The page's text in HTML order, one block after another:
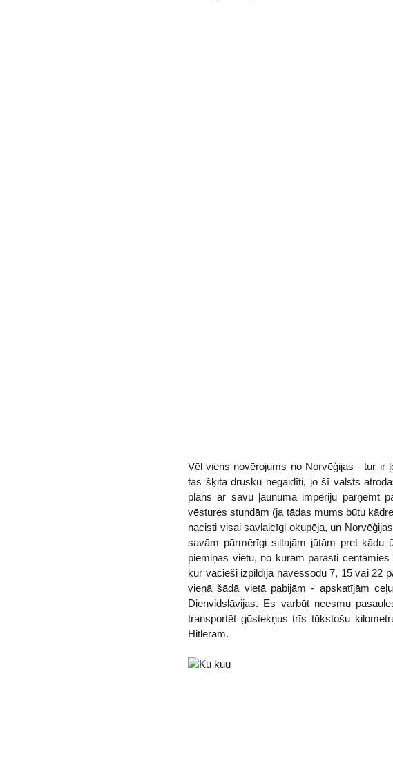
Vēl viens novērojums no Norvēģijas - tur ir
tas šķita drusku negaidīti, jo šī valsts
plāns ar savu ļaunuma impēriju pārņemt
vēstures stundām (ja tādas mums būtu
nacisti visai savlaicīgi okupēja, un
savām pārmērīgi siltajām jūtām pret
piemiņas vietu, no kurām parasti
kur vācieši izpildīja nāvessodu 7, 15 vai 22
vienā šādā vietā pabijām - apskatījām
Dienvidslāvijas. Es varbūt neesmu
transportēt gūstekņus trīs tūkstošu
Hitleram.